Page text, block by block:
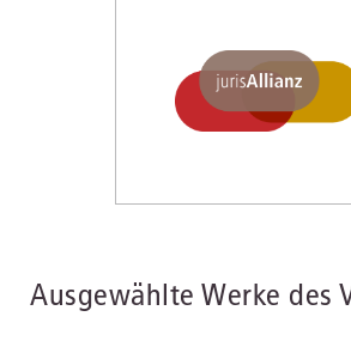
Ausgewählte Werke des